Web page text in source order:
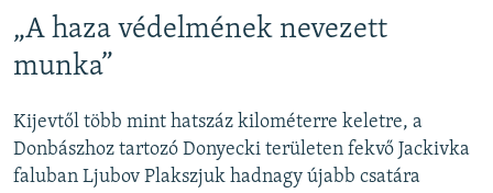
„A haza védelmének nevezett
munka”
Kijevtől több mint hatszáz kilométerre keletre, a
Donbászhoz tartozó Donyecki területen fekvő Jackivka
faluban Ljubov Plakszjuk hadnagy újabb csatára